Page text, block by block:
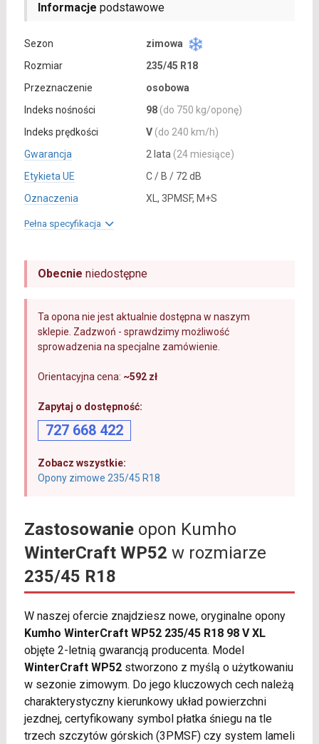
Informacje podstawowe
Sezon
zimowa
Rozmiar
235/45 R18
Przeznaczenie
osobowa
Indeks nośności
98 (do 750 kg/oponę)
Indeks prędkości
V (do 240 km/h)
Gwarancja
2 lata (24 miesiące)
Etykieta UE
C / B / 72 dB
Oznaczenia
XL, 3PMSF, M+S
Pełna specyfikacja
Obecnie niedostępne
Ta opona nie jest aktualnie dostępna w naszym
sklepie. Zadzwoń - sprawdzimy możliwość
sprowadzenia na specjalne zamówienie.
Orientacyjna cena: ~592 zł
Zapytaj o dostępność:
727 668 422
Zobacz wszystkie:
Opony zimowe 235/45 R18
Zastosowanieopon Kumho
WinterCraft WP52 w rozmiarze
235/45 R18
W naszej ofercie znajdziesz nowe, oryginalne opony
Kumho WinterCraft WP52 235/45 R18 98 V XL
objęte 2-letnią gwarancją producenta. Model
WinterCraft WP52stworzono z myślą o użytkowaniu
w sezonie zimowym. Do jego kluczowych cech należą
charakterystyczny kierunkowy układ powierzchni
jezdnej, certyfikowany symbol płatka śniegu na tle
trzech szczytów górskich (3PMSF) czy system lameli